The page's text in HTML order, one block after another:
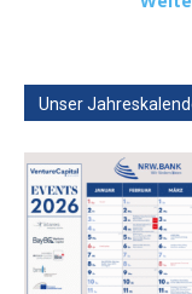
Unser